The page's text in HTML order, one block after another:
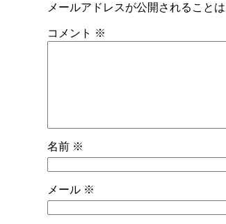
メールアドレスが公開されることは
コメント ※
名前 ※
メール ※